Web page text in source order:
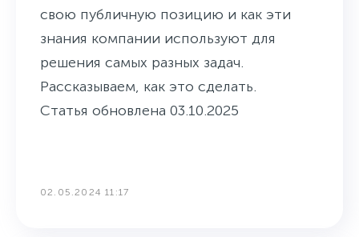
свою публичную позицию и как эти
знания компании используют для
решения самых разных задач.
Рассказываем, как это сделать.
Статья обновлена 03.10.2025
02.05.2024 11:17